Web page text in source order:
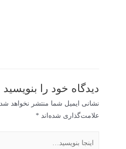
دیدگاه‌ خود را بنویسید
نشانی ایمیل شما منتشر نخواهد شد.
علامت‌گذاری شده‌اند *